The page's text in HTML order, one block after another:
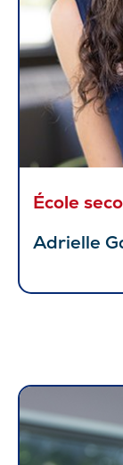
École
Adrielle